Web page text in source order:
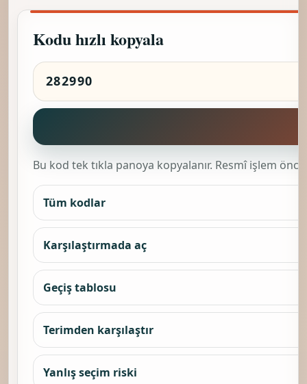
Kodu hızlı kopyala
Bu kod tek tıkla panoya kopyalanır. Resmî işlem
Tüm kodlar
Karşılaştırmada aç
Geçiş tablosu
Terimden karşılaştır
Yanlış seçim riski